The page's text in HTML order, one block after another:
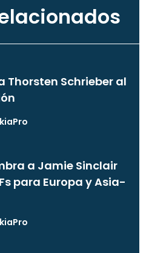
Thorsten Schrieber al
a Jamie Sinclair
para Europa y Asia-